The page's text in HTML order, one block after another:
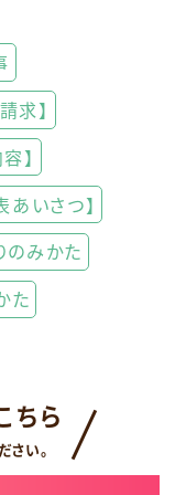
求】
】
あいさつ】
のみかた
た
ちら
い。